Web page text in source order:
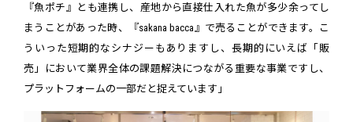
『魚ポチ』とも連携し、産地から直接仕入れた魚が多少余ってし
まうことがあった時、『sakana bacca』で売ることができます。こ
ういった短期的なシナジーもありますし、長期的にいえば「販
売」において業界全体の課題解決につながる重要な事業ですし、
プラットフォームの一部だと捉えています」